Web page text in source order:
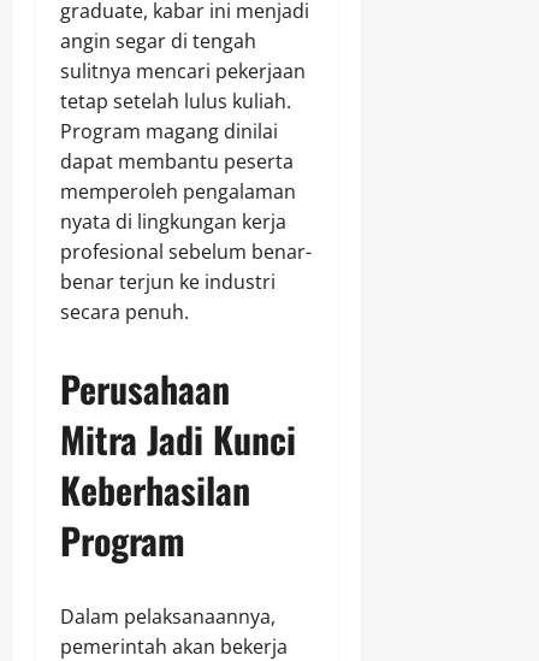
graduate, kabar ini menjadi
angin segar di tengah
sulitnya mencari pekerjaan
tetap setelah lulus kuliah.
Program magang dinilai
dapat membantu peserta
memperoleh pengalaman
nyata di lingkungan kerja
profesional sebelum benar-
benar terjun ke industri
secara penuh.
Perusahaan
Mitra Jadi Kunci
Keberhasilan
Program
Dalam pelaksanaannya,
pemerintah akan bekerja